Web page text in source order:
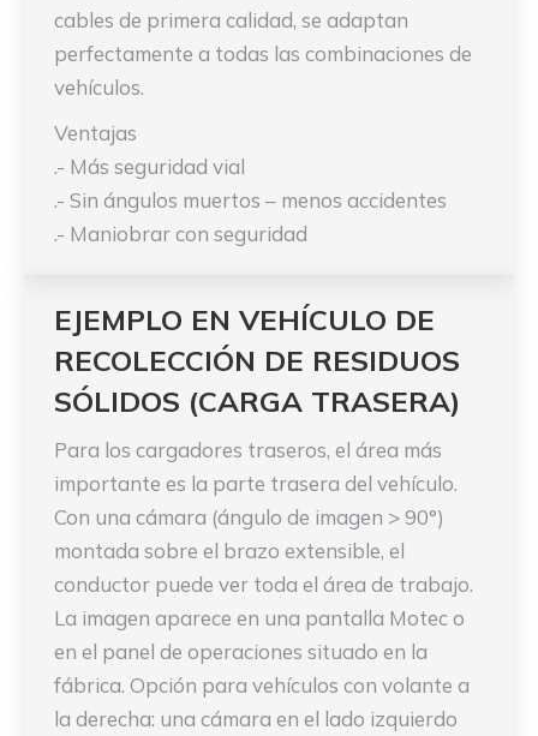
cables de primera calidad, se adaptan
perfectamente a todas las combinaciones de
vehículos.
Ventajas
.- Más seguridad vial
.- Sin ángulos muertos – menos accidentes
.- Maniobrar con seguridad
EJEMPLO EN VEHÍCULO DE
RECOLECCIÓN DE RESIDUOS
SÓLIDOS (CARGA TRASERA)
Para los cargadores traseros, el área más
importante es la parte trasera del vehículo.
Con una cámara (ángulo de imagen > 90°)
montada sobre el brazo extensible, el
conductor puede ver toda el área de trabajo.
La imagen aparece en una pantalla Motec o
en el panel de operaciones situado en la
fábrica. Opción para vehículos con volante a
la derecha: una cámara en el lado izquierdo